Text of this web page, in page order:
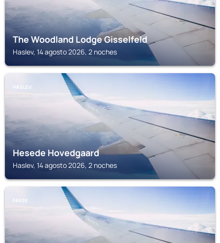
The Woodland Lodge Gisselfeld
Haslev, 14 agosto 2026, 2 noches
HASLEV
Hesede Hovedgaard
Haslev, 14 agosto 2026, 2 noches
FAKSE